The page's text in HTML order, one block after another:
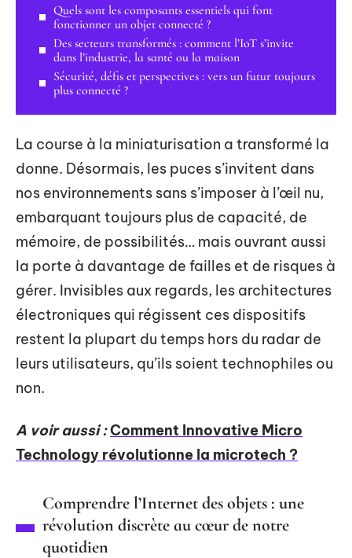
Quels sont les composants essentiels qui font
fonctionner un objet connecté ?
Des secteurs transformés : comment l’IoT s’invite
dans l’industrie, la santé ou la maison
Sécurité, défis et perspectives : vers un futur toujours
plus connecté ?
La course à la miniaturisation a transformé la
donne. Désormais, les puces s’invitent dans
nos environnements sans s’imposer à l’œil nu,
embarquant toujours plus de capacité, de
mémoire, de possibilités… mais ouvrant aussi
la porte à davantage de failles et de risques à
gérer. Invisibles aux regards, les architectures
électroniques qui régissent ces dispositifs
restent la plupart du temps hors du radar de
leurs utilisateurs, qu’ils soient technophiles ou
non.
A voir aussi :Comment Innovative Micro
Technology révolutionne la microtech ?
Comprendre l’Internet des objets : une
révolution discrète au cœur de notre
quotidien